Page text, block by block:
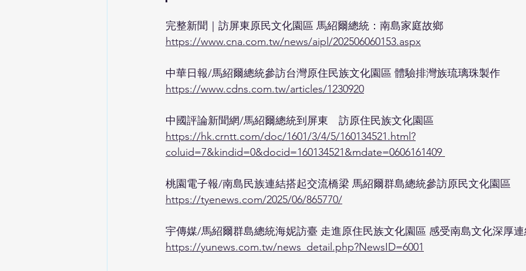
完整新聞｜訪屏東原民文化園區 馬紹爾總統：南島家庭故鄉
https://www.cna.com.tw/news/aipl/202506060153.aspx
中華日報/馬紹爾總統參訪台灣原住民族文化園區 體驗排灣族琉璃珠製作
https://www.cdns.com.tw/articles/1230920
中國評論新聞網/馬紹爾總統到屏東　訪原住民族文化園區
https://hk.crntt.com/doc/1601/3/4/5/160134521.html?
coluid=7&kindid=0&docid=160134521&mdate=0606161409
桃園電子報/南島民族連結搭起交流橋梁 馬紹爾群島總統參訪原民文化園區
https://tyenews.com/2025/06/865770/
宇傳媒/馬紹爾群島總統海妮訪臺 走進原住民族文化園區 感受南島文化深厚
https://yunews.com.tw/news_detail.php?NewsID=6001